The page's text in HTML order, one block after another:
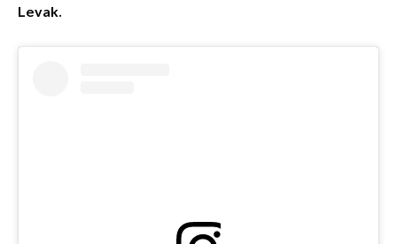
Levak.